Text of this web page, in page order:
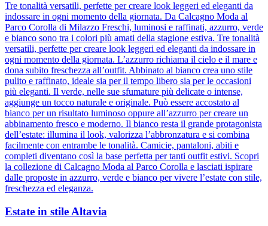
Tre tonalità versatili, perfette per creare look leggeri ed eleganti da
indossare in ogni momento della giornata. Da Calcagno Moda al
Parco Corolla di Milazzo Freschi, luminosi e raffinati, azzurro, verde
e bianco sono tra i colori più amati della stagione estiva. Tre tonalità
versatili, perfette per creare look leggeri ed eleganti da indossare in
ogni momento della giornata. L’azzurro richiama il cielo e il mare e
dona subito freschezza all’outfit. Abbinato al bianco crea uno stile
pulito e raffinato, ideale sia per il tempo libero sia per le occasioni
più eleganti. Il verde, nelle sue sfumature più delicate o intense,
aggiunge un tocco naturale e originale. Può essere accostato al
bianco per un risultato luminoso oppure all’azzurro per creare un
abbinamento fresco e moderno. Il bianco resta il grande protagonista
dell’estate: illumina il look, valorizza l’abbronzatura e si combina
facilmente con entrambe le tonalità. Camicie, pantaloni, abiti e
completi diventano così la base perfetta per tanti outfit estivi. Scopri
la collezione di Calcagno Moda al Parco Corolla e lasciati ispirare
dalle proposte in azzurro, verde e bianco per vivere l’estate con stile,
freschezza ed eleganza.
Estate in stile Altavia